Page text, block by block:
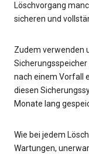
Löschvorgang
sicheren und
Zudem verwenden
nach einem Vorfall
diesen
Monate lang
Wie bei jedem
Wartungen,